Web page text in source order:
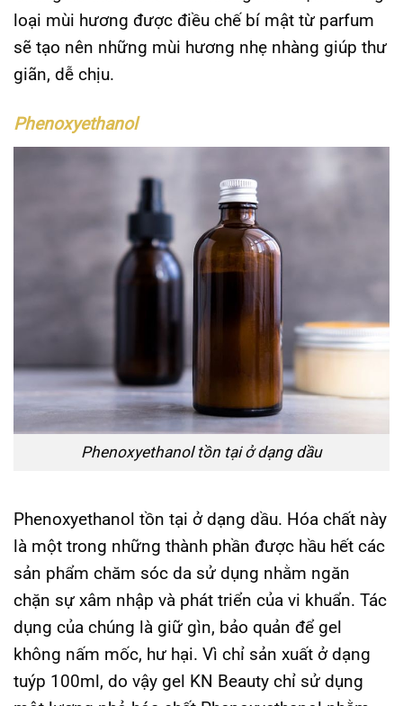
loại mùi hương được điều chế bí mật từ parfum
sẽ tạo nên những mùi hương nhẹ nhàng giúp thư
giãn, dễ chịu.
Phenoxyethanol
Phenoxyethanol tồn tại ở dạng dầu
Phenoxyethanol tồn tại ở dạng dầu. Hóa chất này
là một trong những thành phần được hầu hết các
sản phẩm chăm sóc da sử dụng nhằm ngăn
chặn sự xâm nhập và phát triển của vi khuẩn. Tác
dụng của chúng là giữ gìn, bảo quản để gel
không nấm mốc, hư hại. Vì chỉ sản xuất ở dạng
tuýp 100ml, do vậy gel KN Beauty chỉ sử dụng